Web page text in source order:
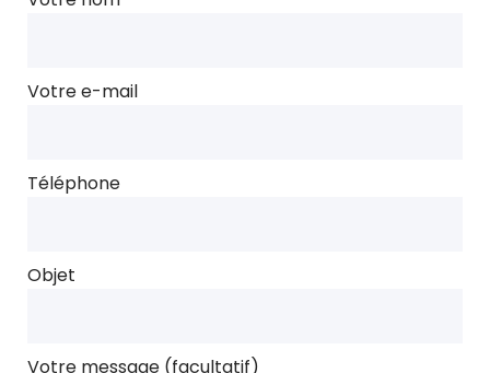
Votre e-mail
Téléphone
Objet
Votre message (facultatif)